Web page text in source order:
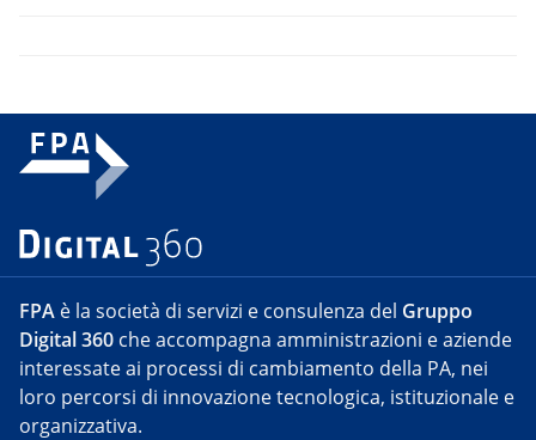
FPA è la società di servizi e consulenza del Gruppo
Digital 360 che accompagna amministrazioni e aziende
interessate ai processi di cambiamento della PA, nei
loro percorsi di innovazione tecnologica, istituzionale e
organizzativa.